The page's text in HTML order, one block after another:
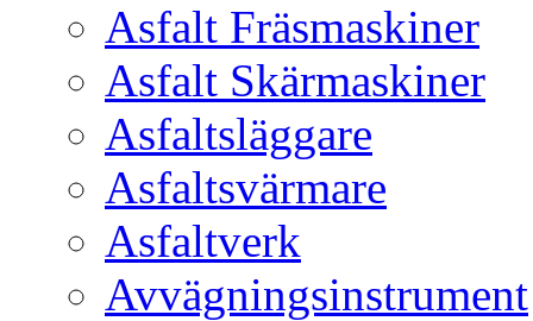
Asfalt Fräsmaskiner
Asfalt Skärmaskiner
Asfaltsläggare
Asfaltsvärmare
Asfaltverk
Avvägningsinstrument